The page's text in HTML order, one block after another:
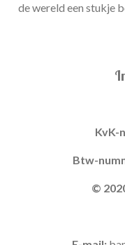
de wereld een stukje
KvK-
Btw-
©